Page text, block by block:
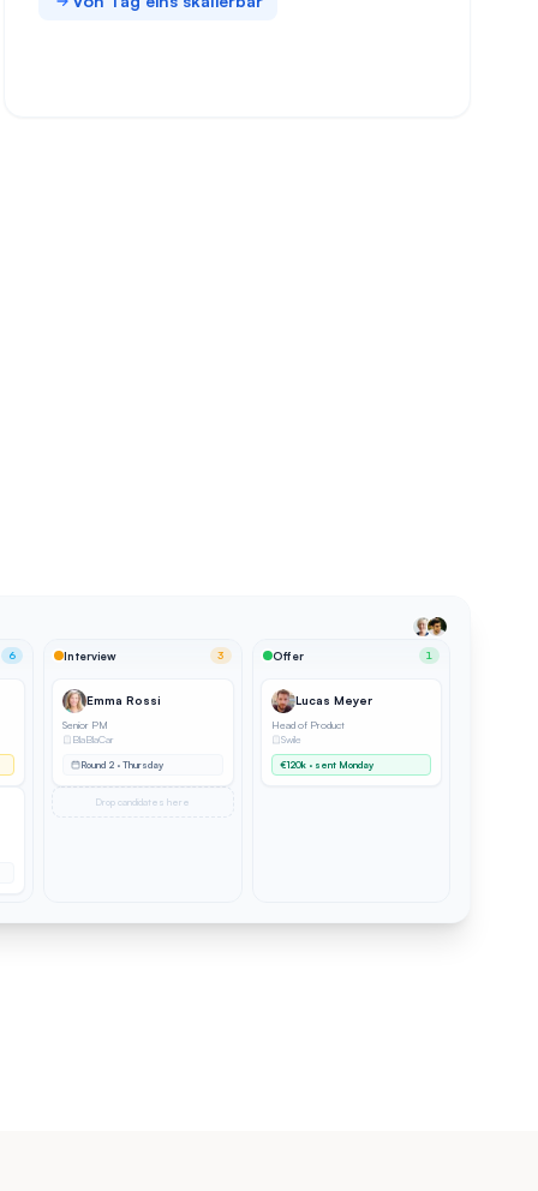
6 Interview 3
Emma Rossi
Senior PM
BlaBlaCar
Round 2 · Thursday
Drop candidates here
Offer 1
Lucas Meyer
Head of Product
Swile
€120k · sent Monday